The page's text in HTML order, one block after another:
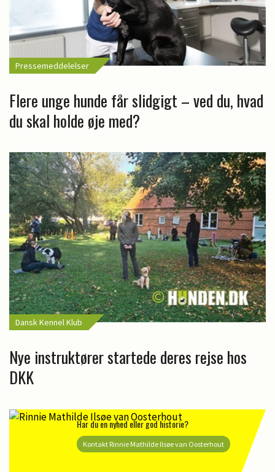
Pressemeddelelser
Flere unge hunde får slidgigt – ved du, hvad
du skal holde øje med?
Dansk Kennel Klub
Nye instruktører startede deres rejse hos
DKK
Har du en nyhed eller god historie?
Kontakt Rinnie Mathilde Ilsøe van Oosterhout